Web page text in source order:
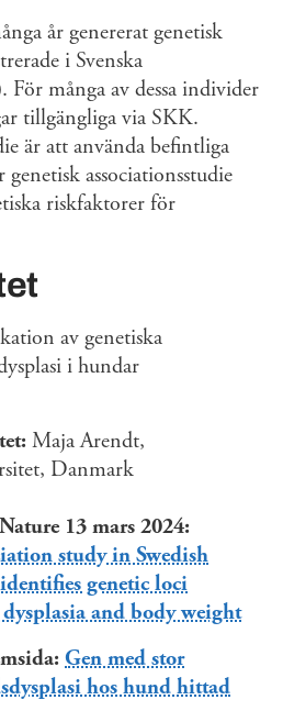
år genererat genetisk
i Svenska
många av dessa individer
tillgängliga via SKK.
är att använda befintliga
associationsstudie
riskfaktorer för
av genetiska
i hundar
Maja Arendt,
Danmark
13 mars 2024:
study in Swedish
genetic loci
and body weight
Gen med stor
hos hund hittad